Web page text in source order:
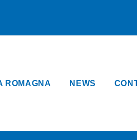
ROMAGNA NEWS